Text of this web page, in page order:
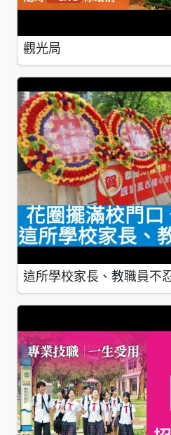
觀光局
這所學校家長、教職員不